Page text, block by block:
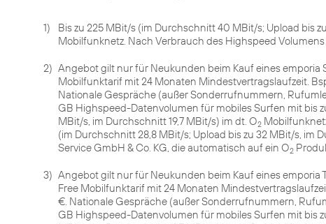
1) Bis zu 225 MBit/s (im Durchschnitt 40 MBit/s; Upload bis
Mobilfunknetz. Nach Verbrauch des Highspeed Volumens
2) Angebot gilt nur für Neukunden beim Kauf eines
Mobilfunktarif mit 24 Monaten Mindestvertragslaufzeit.
Nationale Gespräche (außer Sonderrufnummern,
GB Highspeed-Datenvolumen für mobiles Surfen mit bis
MBit/s, im Durchschnitt 19,7 MBit/s) im dt. O2
(im Durchschnitt 28,8 MBit/s; Upload bis zu 32 MBit/s, im
Service GmbH & Co. KG, die automatisch auf ein O2
3) Angebot gilt nur für Neukunden beim Kauf eines
Free Mobilfunktarif mit 24 Monaten
€. Nationale Gespräche (außer Sonderrufnummern,
GB Highspeed-Datenvolumen für mobiles Surfen mit bis